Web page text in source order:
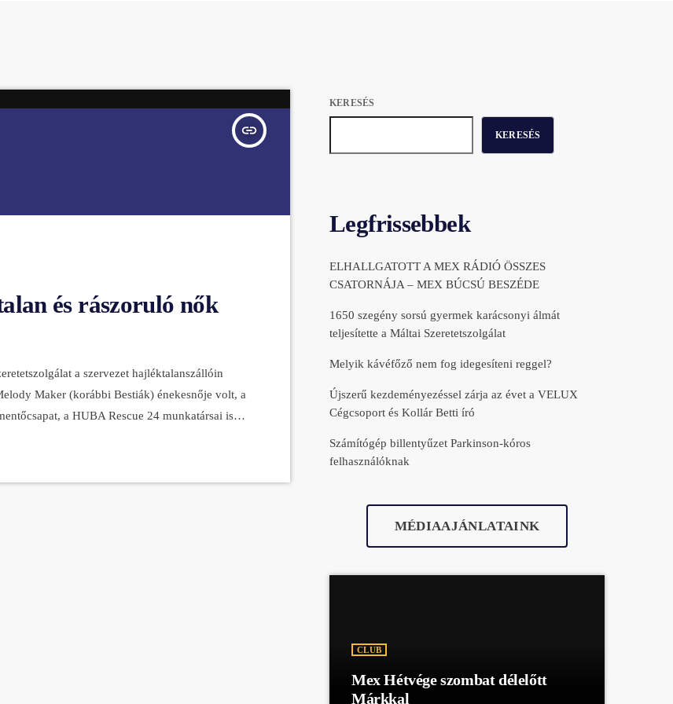
insert_link
és rászoruló nők
a szervezet hajléktalanszállóin
Maker (korábbi Bestiák) énekesnője volt, a
a HUBA Rescue 24 munkatársai is
KERESÉS
KERESÉS
Legfrissebbek
ELHALLGATOTT A MEX RÁDIÓ ÖSSZES
CSATORNÁJA – MEX BÚCSÚ BESZÉDE
1650 szegény sorsú gyermek karácsonyi álmát
teljesítette a Máltai Szeretetszolgálat
Melyik kávéfőző nem fog idegesíteni reggel?
Újszerű kezdeményezéssel zárja az évet a VELUX
Cégcsoport és Kollár Betti író
Számítógép billentyűzet Parkinson-kóros
felhasználóknak
MÉDIAAJÁNLATAINK
CLUB
Mex Hétvége szombat délelőtt
Márkkal